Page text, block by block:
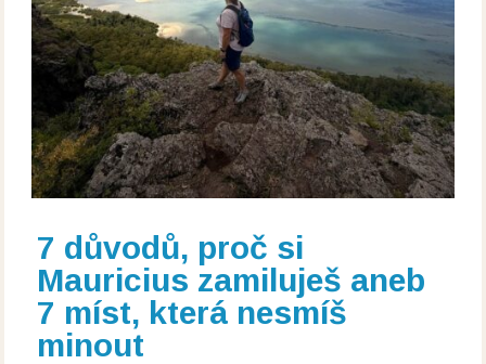
7 důvodů, proč si
Mauricius zamiluješ aneb
7 míst, která nesmíš
minout